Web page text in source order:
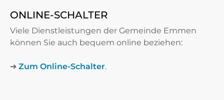
ONLINE-SCHALTER
Viele Dienstleistungen der Gemeinde Emmen
können Sie auch bequem online beziehen:
➔ Zum Online-Schalter.